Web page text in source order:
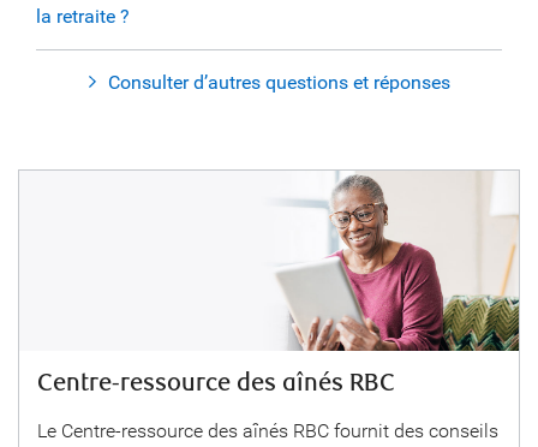
la retraite ?
Consulter d’autres questions et réponses
Centre-ressource des aînés RBC
Le Centre-ressource des aînés RBC fournit des conseils